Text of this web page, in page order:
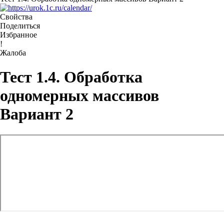
Свойства
Поделиться
Избранное
!
Жалоба
Тест 1.4. Обработка
одномерных массивов
Вариант 2